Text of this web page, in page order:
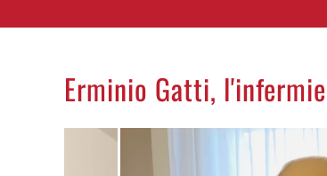
Erminio Gatti,